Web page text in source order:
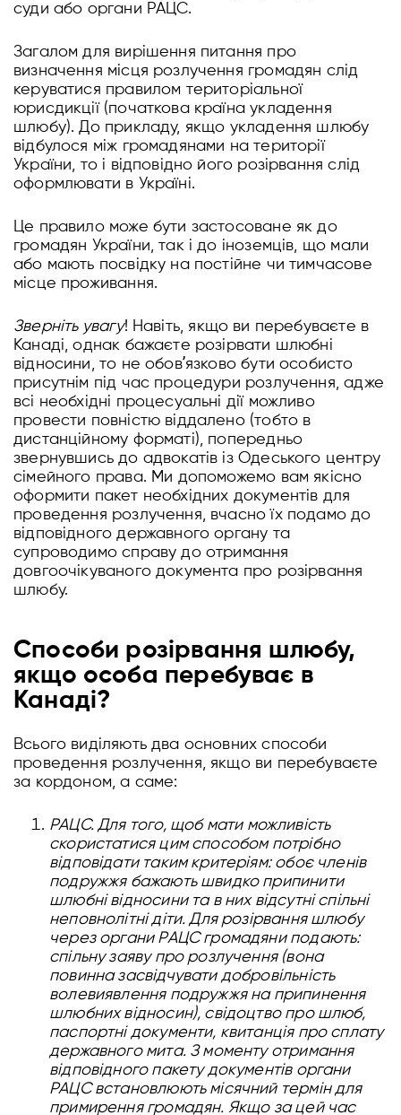
суди або органи РАЦС.
Загалом для вирішення питання про
визначення місця розлучення громадян слід
керуватися правилом територіальної
юрисдикції (початкова країна укладення
шлюбу). До прикладу, якщо укладення шлюбу
відбулося між громадянами на території
України, то і відповідно його розірвання слід
оформлювати в Україні.
Це правило може бути застосоване як до
громадян України, так і до іноземців, що мали
або мають посвідку на постійне чи тимчасове
місце проживання.
Зверніть увагу! Навіть, якщо ви перебуваєте в
Канаді, однак бажаєте розірвати шлюбні
відносини, то не обовʼязково бути особисто
присутнім під час процедури розлучення, адже
всі необхідні процесуальні дії можливо
провести повністю віддалено (тобто в
дистанційному форматі), попередньо
звернувшись до адвокатів із Одеського центру
сімейного права. Ми допоможемо вам якісно
оформити пакет необхідних документів для
проведення розлучення, вчасно їх подамо до
відповідного державного органу та
супроводимо справу до отримання
довгоочікуваного документа про розірвання
шлюбу.
Способи розірвання шлюбу,
якщо особа перебуває в
Канаді?
Всього виділяють два основних способи
проведення розлучення, якщо ви перебуваєте
за кордоном, а саме:
РАЦС.Для того, щоб мати можливість
скористатися цим способом потрібно
відповідати таким критеріям: обоє членів
подружжя бажають швидко припинити
шлюбні відносини та в них відсутні спільні
неповнолітні діти. Для розірвання шлюбу
через органи РАЦС громадяни подають:
спільну заяву про розлучення (вона
повинна засвідчувати добровільність
волевиявлення подружжя на припинення
шлюбних відносин), свідоцтво про шлюб,
паспортні документи, квитанція про сплату
державного мита. З моменту отримання
відповідного пакету документів органи
РАЦС встановлюють місячний термін для
примирення громадян. Якщо за цей час